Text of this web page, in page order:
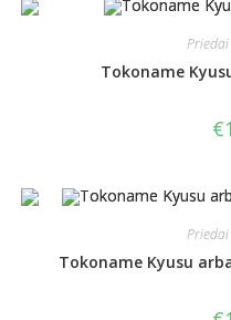
Tokoname
€
Tokoname Kyusu